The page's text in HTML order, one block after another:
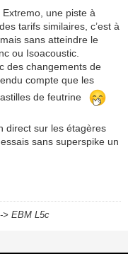
une piste à
tarifs similaires, c’est à
sans atteindre le
ou Isoacoustic.
des changements de
compte que les
de feutrine
direct sur les étagères
sans superspike un
> EBM L5c